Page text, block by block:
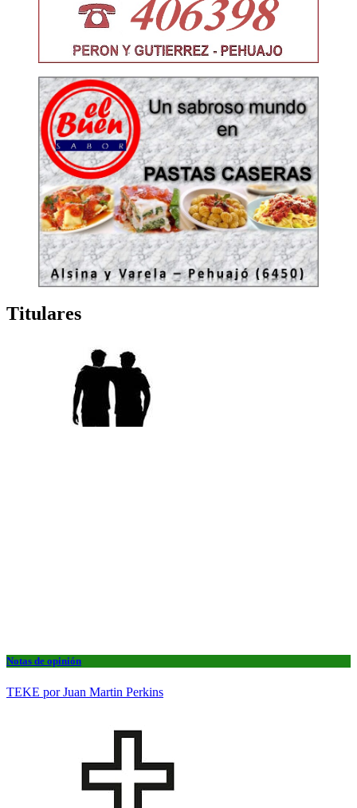
Titulares
Notas de opinión
TEKE por Juan Martin Perkins